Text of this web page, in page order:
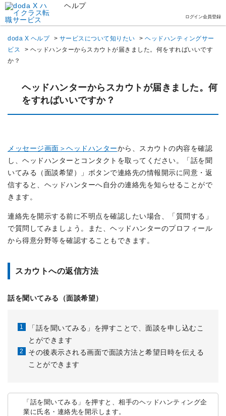
ヘルプ
ログイン会員登録
doda X ヘルプ > サービスについて知りたい > ヘッドハンティングサー
ビス
> ヘッドハンターからスカウトが届きました。何をすればいいです
か？
ヘッドハンターからスカウトが届きました。何
をすればいいですか？
メッセージ画面＞ヘッドハンターから、スカウトの内容を確認
し、ヘッドハンターとコンタクトを取ってください。「話を聞
いてみる（面談希望）」ボタンで連絡先の情報開示に同意・返
信すると、ヘッドハンターへ自分の連絡先を知らせることがで
きます。
連絡先を開示する前に不明点を確認したい場合、「質問する」
で質問してみましょう。また、ヘッドハンターのプロフィール
から得意分野等を確認することもできます。
スカウトへの返信方法
話を聞いてみる（面談希望）
「話を聞いてみる」を押すことで、面談を申し込むこ
とができます
その後表示される画面で面談方法と希望日時を伝える
ことができます
「話を聞いてみる」を押すと、相手のヘッドハンティング企
業に氏名・連絡先を開示します。